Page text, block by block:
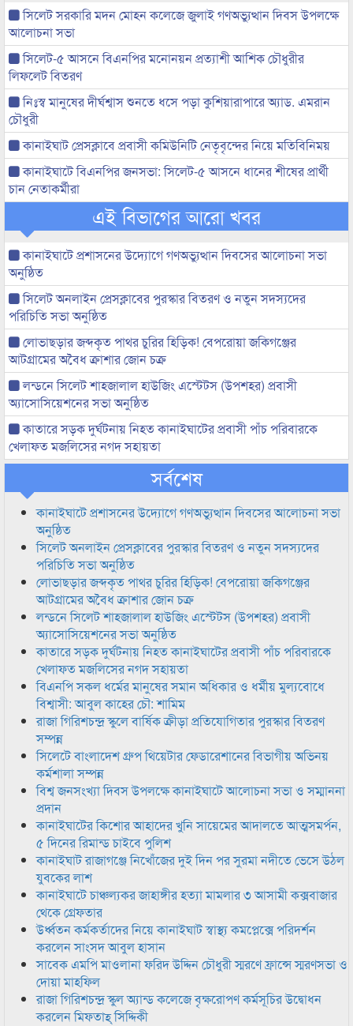
সিলেট সরকারি মদন মোহন কলেজে জুলাই গণঅভ্যুত্থান দিবস উপলক্ষে
আলোচনা সভা
সিলেট-৫ আসনে বিএনপির মনোনয়ন প্রত্যাশী আশিক চৌধুরীর
লিফলেট বিতরণ
নিঃস্ব মানুষের দীর্ঘশ্বাস শুনতে ধসে পড়া কুশিয়ারাপারে অ্যাড. এমরান
চৌধুরী
কানাইঘাট প্রেসক্লাবে প্রবাসী কমিউনিটি নেতৃবৃন্দের নিয়ে মতিবিনিময়
কানাইঘাটে বিএনপির জনসভা: সিলেট-৫ আসনে ধানের শীষের প্রার্থী
চান নেতাকর্মীরা
এই বিভাগের আরো খবর
কানাইঘাটে প্রশাসনের উদ্যোগে গণঅভ্যুত্থান দিবসের আলোচনা সভা
অনুষ্ঠিত
সিলেট অনলাইন প্রেসক্লাবের পুরস্কার বিতরণ ও নতুন সদস্যদের
পরিচিতি সভা অনুষ্ঠিত
লোভাছড়ার জব্দকৃত পাথর চুরির হিড়িক! বেপরোয়া জকিগঞ্জের
আটগ্রামের অবৈধ ক্রাশার জোন চক্র
লন্ডনে সিলেট শাহজালাল হাউজিং এস্টেটস (উপশহর) প্রবাসী
অ্যাসোসিয়েশনের সভা অনুষ্ঠিত
কাতারে সড়ক দুর্ঘটনায় নিহত কানাইঘাটের প্রবাসী পাঁচ পরিবারকে
খেলাফত মজলিসের নগদ সহায়তা
সর্বশেষ
কানাইঘাটে প্রশাসনের উদ্যোগে গণঅভ্যুত্থান দিবসের আলোচনা সভা
অনুষ্ঠিত
সিলেট অনলাইন প্রেসক্লাবের পুরস্কার বিতরণ ও নতুন সদস্যদের
পরিচিতি সভা অনুষ্ঠিত
লোভাছড়ার জব্দকৃত পাথর চুরির হিড়িক! বেপরোয়া জকিগঞ্জের
আটগ্রামের অবৈধ ক্রাশার জোন চক্র
লন্ডনে সিলেট শাহজালাল হাউজিং এস্টেটস (উপশহর) প্রবাসী
অ্যাসোসিয়েশনের সভা অনুষ্ঠিত
কাতারে সড়ক দুর্ঘটনায় নিহত কানাইঘাটের প্রবাসী পাঁচ পরিবারকে
খেলাফত মজলিসের নগদ সহায়তা
বিএনপি সকল ধর্মের মানুষের সমান অধিকার ও ধর্মীয় মুল্যবোধে
বিশ্বাসী: আবুল কাহের চৌ: শামিম
রাজা গিরিশচন্দ্র স্কুলে বার্ষিক ক্রীড়া প্রতিযোগিতার পুরস্কার বিতরণ
সম্পন্ন
সিলেটে বাংলাদেশ গ্রুপ থিয়েটার ফেডারেশানের বিভাগীয় অভিনয়
কর্মশালা সম্পন্ন
বিশ্ব জনসংখ্যা দিবস উপলক্ষে কানাইঘাটে আলোচনা সভা ও সম্মাননা
প্রদান
কানাইঘাটের কিশোর আহাদের খুনি সায়েমের আদালতে আত্মসমর্পন,
৫ দিনের রিমান্ড চাইবে পুলিশ
কানাইঘাট রাজাগঞ্জে নিখোঁজের দুই দিন পর সুরমা নদীতে ভেসে উঠল
যুবকের লাশ
কানাইঘাটে চাঞ্চল্যকর জাহাঙ্গীর হত্যা মামলার ৩ আসামী কক্সবাজার
থেকে গ্রেফতার
উর্ধ্বতন কর্মকর্তাদের নিয়ে কানাইঘাট স্বাস্থ্য কমপ্লেক্সে পরিদর্শন
করলেন সাংসদ আবুল হাসান
সাবেক এমপি মাওলানা ফরিদ উদ্দিন চৌধুরী স্মরণে ফ্রান্সে স্মরণসভা ও
দোয়া মাহফিল
রাজা গিরিশচন্দ্র স্কুল অ্যান্ড কলেজে বৃক্ষরোপণ কর্মসূচির উদ্বোধন
করলেন মিফতাহ্ সিদ্দিকী